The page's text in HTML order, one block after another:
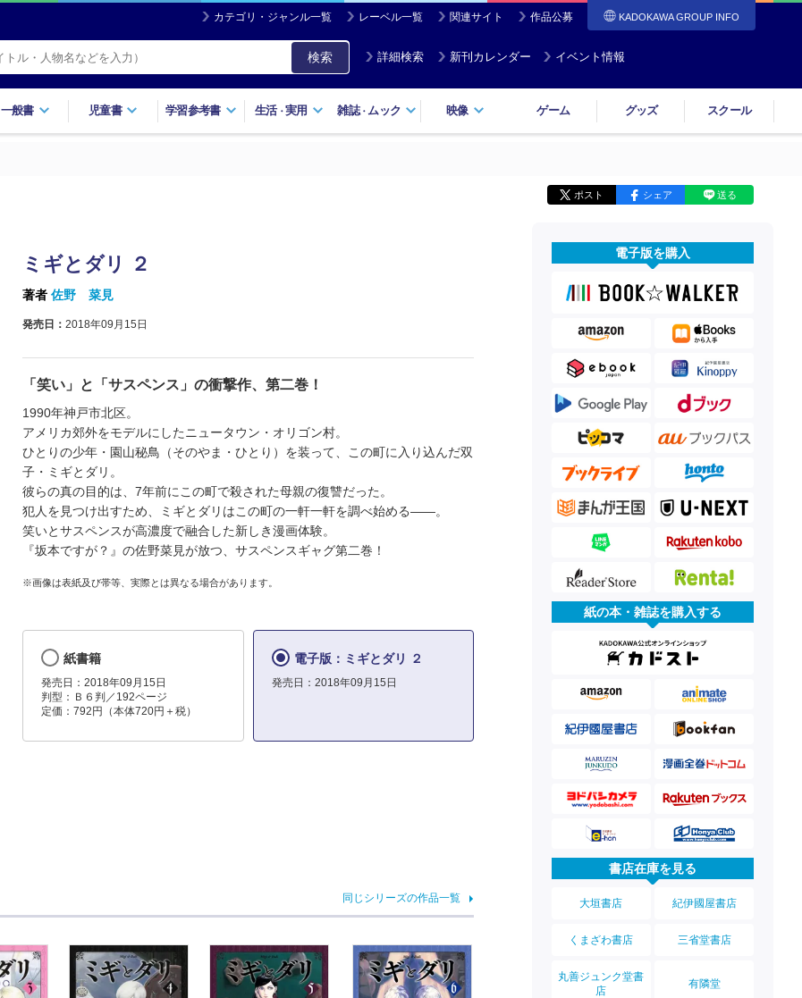
カテゴリ・ジャンル一覧 レーベル一覧 関連サイト 作品公募 KADOKAWA GROUP INFO
検索 詳細検索 新刊カレンダー イベント情報
一般書 児童書 学習参考書 生活・実用 雑誌・ ムック 映像 ゲーム グッズ スクール
ポスト シェア 送る
ミギとダリ ２
著者 佐野 菜見
発売日： 2018年09月15日
「笑い」と「サスペンス」の衝撃作、第二巻！
1990年神戸市北区。
アメリカ郊外をモデルにしたニュータウン・オリゴン村。
ひとりの少年・園山秘鳥（そのやま・ひとり）を装って、この町に入り込んだ双
子・ミギとダリ。
彼らの真の目的は、7年前にこの町で殺された母親の復讐だった。
犯人を見つけ出すため、ミギとダリはこの町の一軒一軒を調べ始める――。
笑いとサスペンスが高濃度で融合した新しき漫画体験。
『坂本ですが？』の佐野菜見が放つ、サスペンスギャグ第二巻！
※画像は表紙及び帯等、実際とは異なる場合があります。
紙書籍
発売日：2018年09月15日
判型：Ｂ６判／192ページ
定価：792円（本体720円＋税）
電子版：ミギとダリ ２
発売日：2018年09月15日
同じシリーズの作品一覧
電子版を購入
紙の本・雑誌を購入する
書店在庫を見る
大垣書店 紀伊國屋書店
くまざわ書店 三省堂書店
丸善ジュンク堂書
店
有隣堂